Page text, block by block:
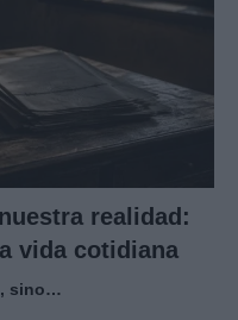
realidad:
vida cotidiana
sino…